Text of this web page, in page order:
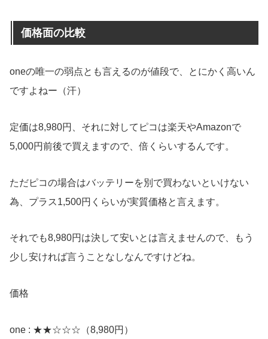
価格面の比較
oneの唯一の弱点とも言えるのが値段で、とにかく高いん
ですよねー（汗）
定価は8,980円、それに対してピコは楽天やAmazonで
5,000円前後で買えますので、倍くらいするんです。
ただピコの場合はバッテリーを別で買わないといけない
為、プラス1,500円くらいが実質価格と言えます。
それでも8,980円は決して安いとは言えませんので、もう
少し安ければ言うことなしなんですけどね。
価格
one : ★★☆☆☆（8,980円）